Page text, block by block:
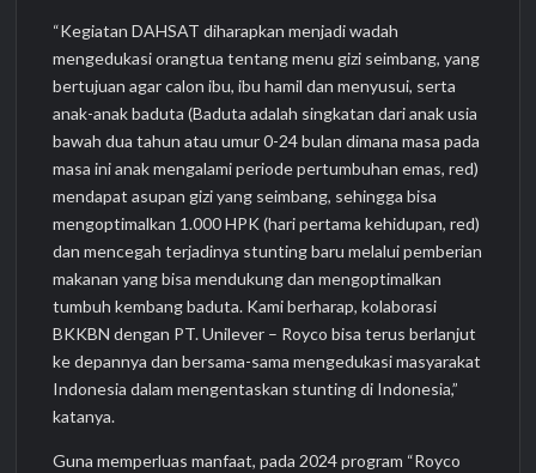
“Kegiatan DAHSAT diharapkan menjadi wadah
mengedukasi orangtua tentang menu gizi seimbang, yang
bertujuan agar calon ibu, ibu hamil dan menyusui, serta
anak-anak baduta (Baduta adalah singkatan dari anak usia
bawah dua tahun atau umur 0-24 bulan dimana masa pada
masa ini anak mengalami periode pertumbuhan emas, red)
mendapat asupan gizi yang seimbang, sehingga bisa
mengoptimalkan 1.000 HPK (hari pertama kehidupan, red)
dan mencegah terjadinya stunting baru melalui pemberian
makanan yang bisa mendukung dan mengoptimalkan
tumbuh kembang baduta. Kami berharap, kolaborasi
BKKBN dengan PT. Unilever – Royco bisa terus berlanjut
ke depannya dan bersama-sama mengedukasi masyarakat
Indonesia dalam mengentaskan stunting di Indonesia,”
katanya.
Guna memperluas manfaat, pada 2024 program “Royco